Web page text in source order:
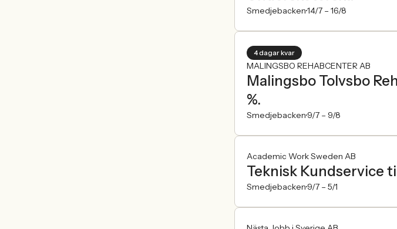
Smedjebacken14/7 – 16/8
4 dagar kvar
MALINGSBO REHABCENTER AB
Malingsbo Tolvsbo
%.
Smedjebacken 9/7 – 9/8
Academic Work Sweden AB
Teknisk Kundservice
Smedjebacken 9/7 – 5/1